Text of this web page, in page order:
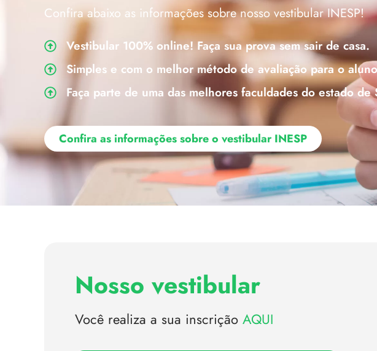
Confira abaixo as informações sobre nosso vestibular INESP!
Vestibular 100% online! Faça sua prova sem sair de casa.
Simples e com o melhor método de avaliação para o
Faça parte de uma das melhores faculdades do estado
Confira as informações sobre o vestibular INESP
Nosso vestibular
Você realiza a sua inscrição AQUI